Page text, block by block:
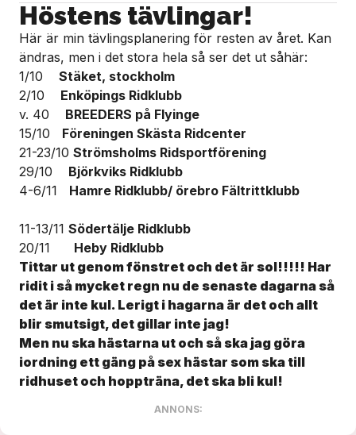
Höstens tävlingar!
Här är min tävlingsplanering för resten av året. Kan
ändras, men i det stora hela så ser det ut såhär:
1/10 Stäket, stockholm
2/10 Enköpings Ridklubb
v. 40 BREEDERS på Flyinge
15/10 Föreningen Skästa Ridcenter
21-23/10 Strömsholms Ridsportförening
29/10 Björkviks Ridklubb
4-6/11 Hamre Ridklubb/ örebro Fältrittklubb
11-13/11 Södertälje Ridklubb
20/11 Heby Ridklubb
Tittar ut genom fönstret och det är sol!!!!! Har
ridit i så mycket regn nu de senaste dagarna så
det är inte kul. Lerigt i hagarna är det och allt
blir smutsigt, det gillar inte jag!
Men nu ska hästarna ut och så ska jag göra
iordning ett gäng på sex hästar som ska till
ridhuset och hoppträna, det ska bli kul!
ANNONS: